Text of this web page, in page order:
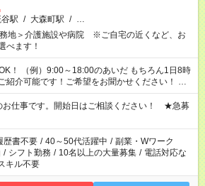
駅 / 大森町駅 / …
務地＞介護施設や病院 ※ご自宅の近くなど、お
べます！
！ （例）9:00～18:00のあいだ もちろん1日8時
紹介可能です！ご希望をお聞かせください！ ★
休みが必要な場合も遠慮なくご相談ください。
以上の勤務が必要です
お仕事です。開始日はご相談ください！ ★急募
歴書不要 / 40～50代活躍中 / 副業・Wワーク
/ シフト勤務 / 10名以上の大量募集 / 電話対応な
キル不要